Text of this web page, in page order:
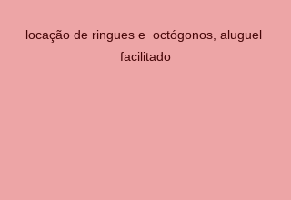
locação de ringues e  octógonos, aluguel
facilitado